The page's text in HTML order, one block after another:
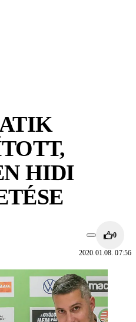
HIDI
0
2020.01.08. 07:56